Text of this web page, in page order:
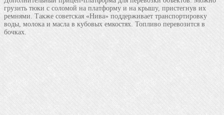
грузить тюки с соломой на платформу и на крышу, пристегнув их
ремнями. Также советская «Нива» поддерживает транспортировку
воды, молока и масла в кубовых емкостях. Топливо перевозится в
бочках.